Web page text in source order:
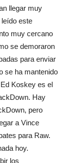
llegar muy
este
muy cercano
se demoraron
para enviar
se ha mantenido
Koskey es el
Hay
pero
a Vince
para Raw.
hoy.
los